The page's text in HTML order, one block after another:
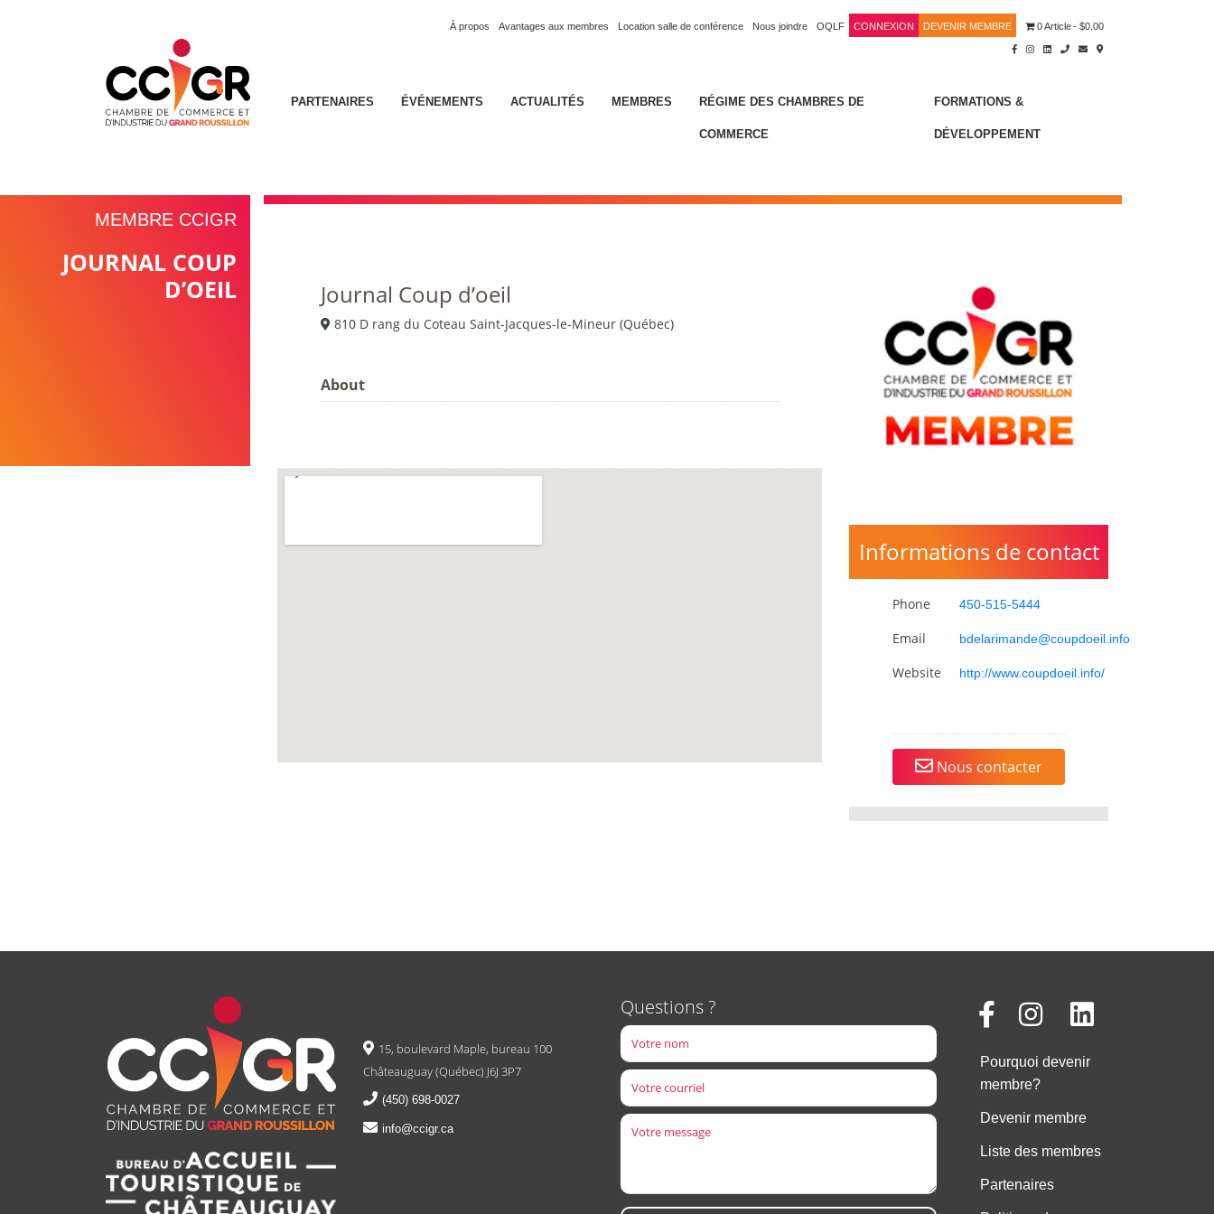
À propos Avantages aux membres Location salle de conférence Nous joindre OQLF CONNEXION DEVENIR MEMBRE 0 Article $0.00
PARTENAIRES ÉVÉNEMENTS ACTUALITÉS MEMBRES RÉGIME DES CHAMBRES DE
COMMERCE
FORMATIONS &
DÉVELOPPEMENT
MEMBRE CCIGR
JOURNAL COUP
D’OEIL
Journal Coup d’oeil
810 D rang du Coteau Saint-Jacques-le-Mineur (Québec)
About
Informations de contact
Phone 450-515-5444
Email bdelarimande@coupdoeil.info
Website http://www.coupdoeil.info/
Nous contacter
15, boulevard Maple, bureau 100
Châteauguay (Québec) J6J 3P7
(450) 698-0027
info@ccigr.ca
Questions ?
Pourquoi devenir
membre?
Devenir membre
Liste des membres
Partenaires